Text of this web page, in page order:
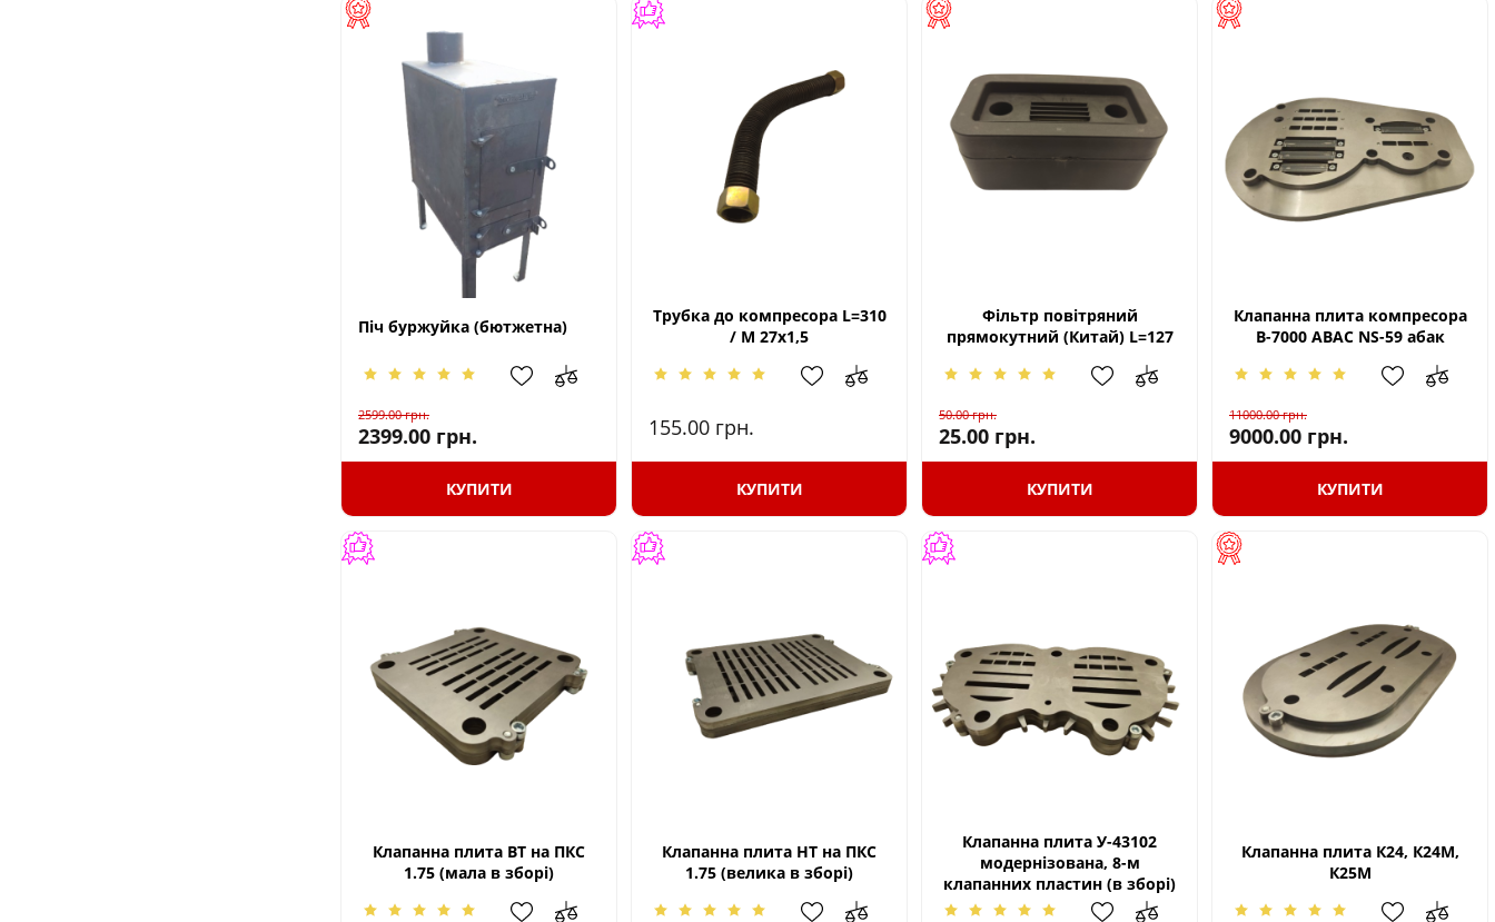
Піч буржуйка (бютжетна)
2599.00грн.
2399.00 грн.
КУПИТИ
Трубка до компресора L=310
/ M 27x1,5
155.00 грн.
КУПИТИ
Фільтр повітряний
прямокутний (Китай) L=127
50.00грн.
25.00 грн.
КУПИТИ
Клапанна плита компресора
B-7000 ABAC NS-59 абак
11000.00грн.
9000.00 грн.
КУПИТИ
Клапанна плита ВТ на ПКС
1.75 (мала в зборі)
Клапанна плита НТ на ПКС
1.75 (велика в зборі)
Клапанна плита У-43102
модернізована, 8-м
клапанних пластин (в зборі)
Клапанна плита К24, К24М,
К25М